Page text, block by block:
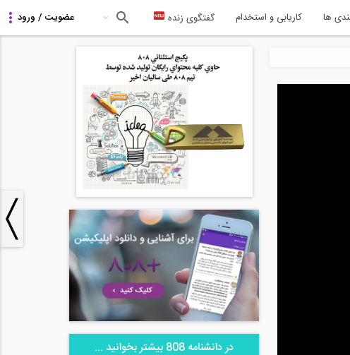
ها کاریابی و استخدام گفتگوی زنده
در دانشنامه 808 بیشتر بخوانید ...